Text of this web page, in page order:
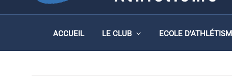
ACCUEIL LE CLUB ECOLE